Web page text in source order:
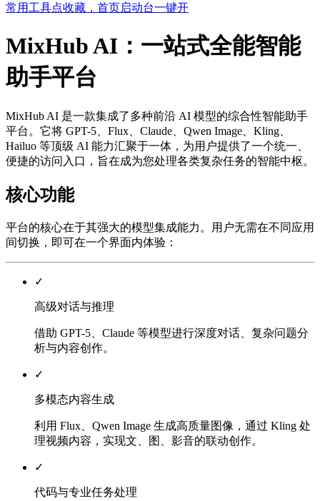
常用工具点收藏，首页启动台一键开
MixHub AI：一站式全能智能
助手平台
MixHub AI 是一款集成了多种前沿 AI 模型的综合性智能助手
平台。它将 GPT-5、Flux、Claude、Qwen Image、Kling、
Hailuo 等顶级 AI 能力汇聚于一体，为用户提供了一个统一、
便捷的访问入口，旨在成为您处理各类复杂任务的智能中枢。
核心功能
平台的核心在于其强大的模型集成能力。用户无需在不同应用
间切换，即可在一个界面内体验：
✓
高级对话与推理
借助 GPT-5、Claude 等模型进行深度对话、复杂问题分
析与内容创作。
✓
多模态内容生成
利用 Flux、Qwen Image 生成高质量图像，通过 Kling 处
理视频内容，实现文、图、影音的联动创作。
✓
代码与专业任务处理